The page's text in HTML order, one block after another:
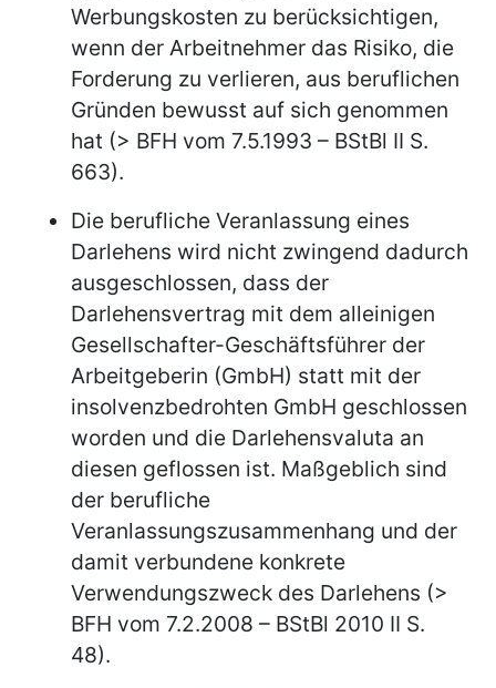
Werbungskosten zu berücksichtigen,
wenn der Arbeitnehmer das Risiko, die
Forderung zu verlieren, aus beruflichen
Gründen bewusst auf sich genommen
hat (> BFH vom 7.5.1993 – BStBl II S.
663).
Die berufliche Veranlassung eines
Darlehens wird nicht zwingend dadurch
ausgeschlossen, dass der
Darlehensvertrag mit dem alleinigen
Gesellschafter-Geschäftsführer der
Arbeitgeberin (GmbH) statt mit der
insolvenzbedrohten GmbH geschlossen
worden und die Darlehensvaluta an
diesen geflossen ist. Maßgeblich sind
der berufliche
Veranlassungszusammenhang und der
damit verbundene konkrete
Verwendungszweck des Darlehens (>
BFH vom 7.2.2008 – BStBl 2010 II S.
48).